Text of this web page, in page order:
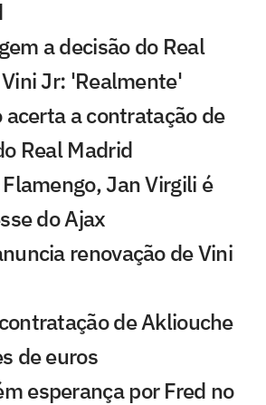
a decisão do Real
Jr: 'Realmente'
a contratação de
Real Madrid
Jan Virgili é
do Ajax
renovação de Vini
de Akliouche
de euros
esperança por Fred no